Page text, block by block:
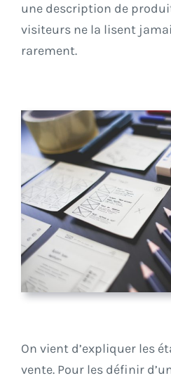
une description de
visiteurs ne la lisent
rarement.
On vient d’expliquer les
vente. Pour les définir